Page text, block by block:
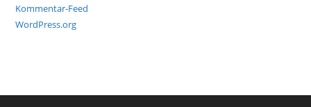
Kommentar-Feed
WordPress.org